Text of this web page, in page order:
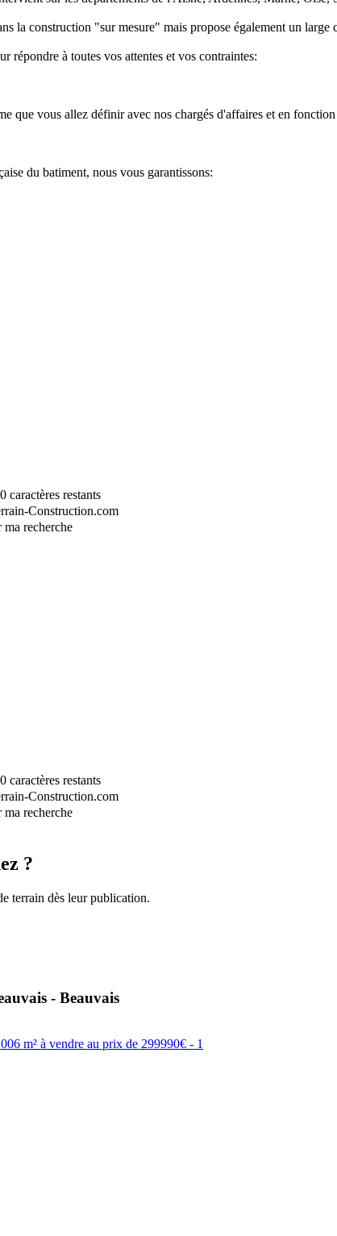
la construction "sur mesure" mais propose également un large
répondre à toutes vos attentes et vos contraintes:
que vous allez définir avec nos chargés d'affaires et en
du batiment, nous vous garantissons:
caractères restants
Construction.com
ma recherche
caractères restants
Construction.com
ma recherche
?
terrain dès leur publication.
- Beauvais